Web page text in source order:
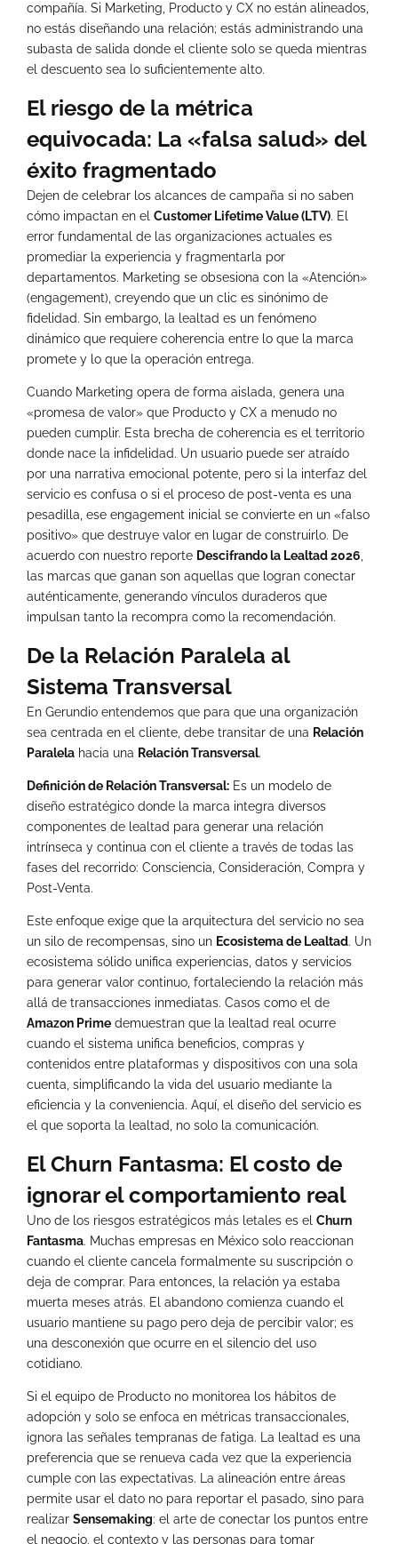
compañía. Si Marketing, Producto y CX no están alineados,
no estás diseñando una relación; estás administrando una
subasta de salida donde el cliente solo se queda mientras
el descuento sea lo suficientemente alto.
El riesgo de la métrica
equivocada: La «falsa salud» del
éxito fragmentado
Dejen de celebrar los alcances de campaña si no saben
cómo impactan en el Customer Lifetime Value (LTV). El
error fundamental de las organizaciones actuales es
promediar la experiencia y fragmentarla por
departamentos. Marketing se obsesiona con la «Atención»
(engagement), creyendo que un clic es sinónimo de
fidelidad. Sin embargo, la lealtad es un fenómeno
dinámico que requiere coherencia entre lo que la marca
promete y lo que la operación entrega.
Cuando Marketing opera de forma aislada, genera una
«promesa de valor» que Producto y CX a menudo no
pueden cumplir. Esta brecha de coherencia es el territorio
donde nace la infidelidad. Un usuario puede ser atraído
por una narrativa emocional potente, pero si la interfaz del
servicio es confusa o si el proceso de post-venta es una
pesadilla, ese engagement inicial se convierte en un «falso
positivo» que destruye valor en lugar de construirlo. De
acuerdo con nuestro reporte Descifrando la Lealtad 2026,
las marcas que ganan son aquellas que logran conectar
auténticamente, generando vínculos duraderos que
impulsan tanto la recompra como la recomendación.
De la Relación Paralela al
Sistema Transversal
En Gerundio entendemos que para que una organización
sea centrada en el cliente, debe transitar de una Relación
Paralelahacia una Relación Transversal.
Definición de Relación Transversal:Es un modelo de
diseño estratégico donde la marca integra diversos
componentes de lealtad para generar una relación
intrínseca y continua con el cliente a través de todas las
fases del recorrido: Consciencia, Consideración, Compra y
Post-Venta.
Este enfoque exige que la arquitectura del servicio no sea
un silo de recompensas, sino un Ecosistema de Lealtad. Un
ecosistema sólido unifica experiencias, datos y servicios
para generar valor continuo, fortaleciendo la relación más
allá de transacciones inmediatas. Casos como el de
Amazon Primedemuestran que la lealtad real ocurre
cuando el sistema unifica beneficios, compras y
contenidos entre plataformas y dispositivos con una sola
cuenta, simplificando la vida del usuario mediante la
eficiencia y la conveniencia. Aquí, el diseño del servicio es
el que soporta la lealtad, no solo la comunicación.
El Churn Fantasma: El costo de
ignorar el comportamiento real
Uno de los riesgos estratégicos más letales es el Churn
Fantasma. Muchas empresas en México solo reaccionan
cuando el cliente cancela formalmente su suscripción o
deja de comprar. Para entonces, la relación ya estaba
muerta meses atrás. El abandono comienza cuando el
usuario mantiene su pago pero deja de percibir valor; es
una desconexión que ocurre en el silencio del uso
cotidiano.
Si el equipo de Producto no monitorea los hábitos de
adopción y solo se enfoca en métricas transaccionales,
ignora las señales tempranas de fatiga. La lealtad es una
preferencia que se renueva cada vez que la experiencia
cumple con las expectativas. La alineación entre áreas
permite usar el dato no para reportar el pasado, sino para
realizar Sensemaking: el arte de conectar los puntos entre
el negocio, el contexto y las personas para tomar